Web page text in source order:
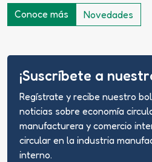
Conoce más Novedades
¡Suscríbete a
Regístrate y recibe nuestro
noticias sobre economía
manufacturera y comercio
circular en la industria
interno.